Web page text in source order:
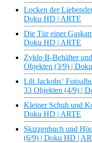
Locken der
Doku HD | ARTE
Die Tür einer
Doku HD | ARTE
Zyklo B-Behälter
Objekten (3/9) |
Lili Jackobs‘
33 Objekten (4/9) |
Kleiner Schuh und
Doku HD | ARTE
Skizzenbuch und
(6/9) | Doku HD |